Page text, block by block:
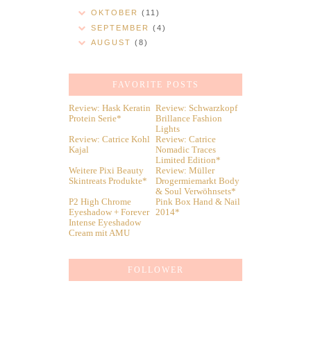
OKTOBER(11)
SEPTEMBER(4)
AUGUST(8)
FAVORITE POSTS
Review: Hask Keratin
Protein Serie*
Review: Schwarzkopf
Brillance Fashion
Lights
Review: Catrice Kohl
Kajal
Review: Catrice
Nomadic Traces
Limited Edition*
Weitere Pixi Beauty
Skintreats Produkte*
Review: Müller
Drogermiemarkt Body
& Soul Verwöhnsets*
P2 High Chrome
Eyeshadow + Forever
Intense Eyeshadow
Cream mit AMU
Pink Box Hand & Nail
2014*
FOLLOWER